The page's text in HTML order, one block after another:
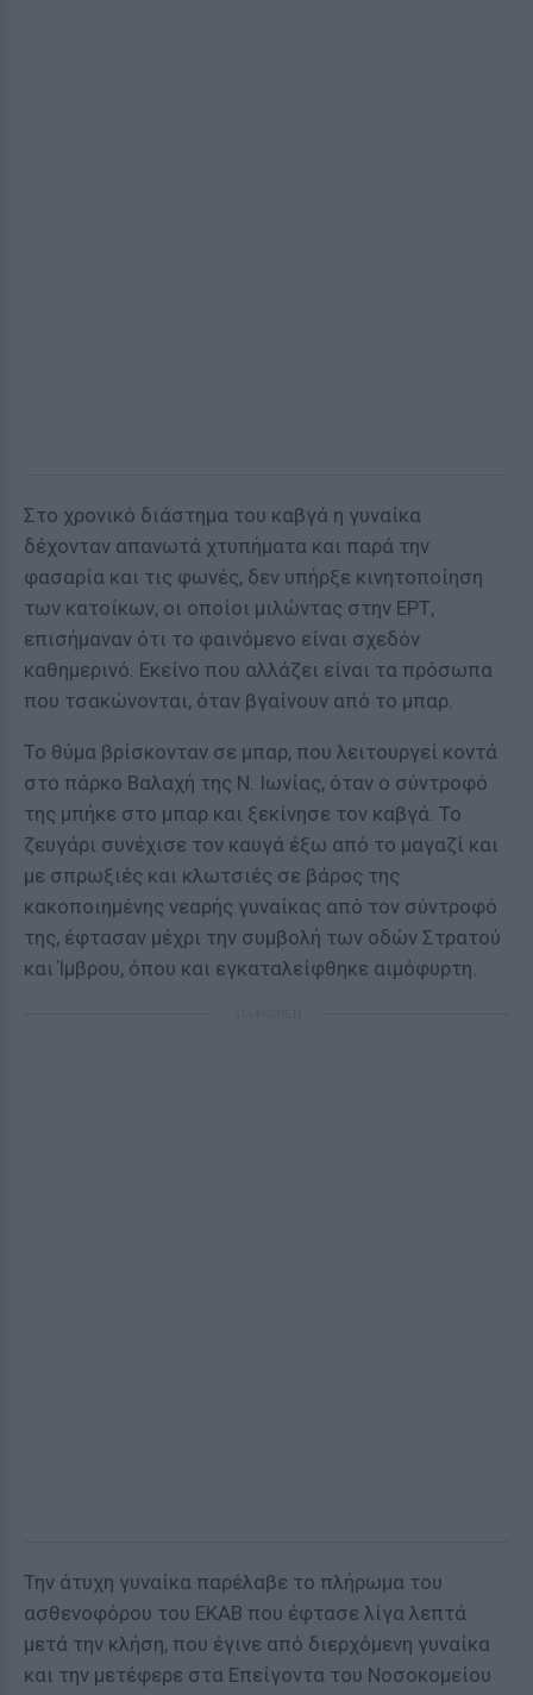
Στο χρονικό διάστημα του καβγά η γυναίκα
δέχονταν απανωτά χτυπήματα και παρά την
φασαρία και τις φωνές, δεν υπήρξε κινητοποίηση
των κατοίκων, οι οποίοι μιλώντας στην ΕΡΤ,
επισήμαναν ότι το φαινόμενο είναι σχεδόν
καθημερινό. Εκείνο που αλλάζει είναι τα πρόσωπα
που τσακώνονται, όταν βγαίνουν από το μπαρ.
Το θύμα βρίσκονταν σε μπαρ, που λειτουργεί κοντά
στο πάρκο Βαλαχή της Ν. Ιωνίας, όταν ο σύντροφό
της μπήκε στο μπαρ και ξεκίνησε τον καβγά. Το
ζευγάρι συνέχισε τον καυγά έξω από το μαγαζί και
με σπρωξιές και κλωτσιές σε βάρος της
κακοποιημένης νεαρής γυναίκας από τον σύντροφό
της, έφτασαν μέχρι την συμβολή των οδών Στρατού
και Ίμβρου, όπου και εγκαταλείφθηκε αιμόφυρτη.
Την άτυχη γυναίκα παρέλαβε το πλήρωμα του
ασθενοφόρου του ΕΚΑΒ που έφτασε λίγα λεπτά
μετά την κλήση, που έγινε από διερχόμενη γυναίκα
και την μετέφερε στα Επείγοντα του Νοσοκομείου